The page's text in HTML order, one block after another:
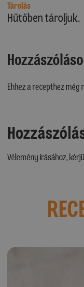
Tárolás
Hűtőben tároljuk.
Ehhez a recepthez még
Vélemény írásához,